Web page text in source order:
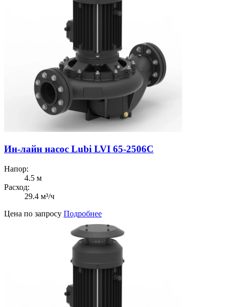
Ин-лайн насос Lubi LVI 65-2506C
Напор:
4.5 м
Расход:
29.4 м³/ч
Цена по запросу Подробнее